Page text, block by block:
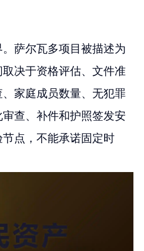
萨尔瓦多项目被描述为
决于资格评估、文件准
家庭成员数量、无犯罪
查、补件和护照签发安
点，不能承诺固定时